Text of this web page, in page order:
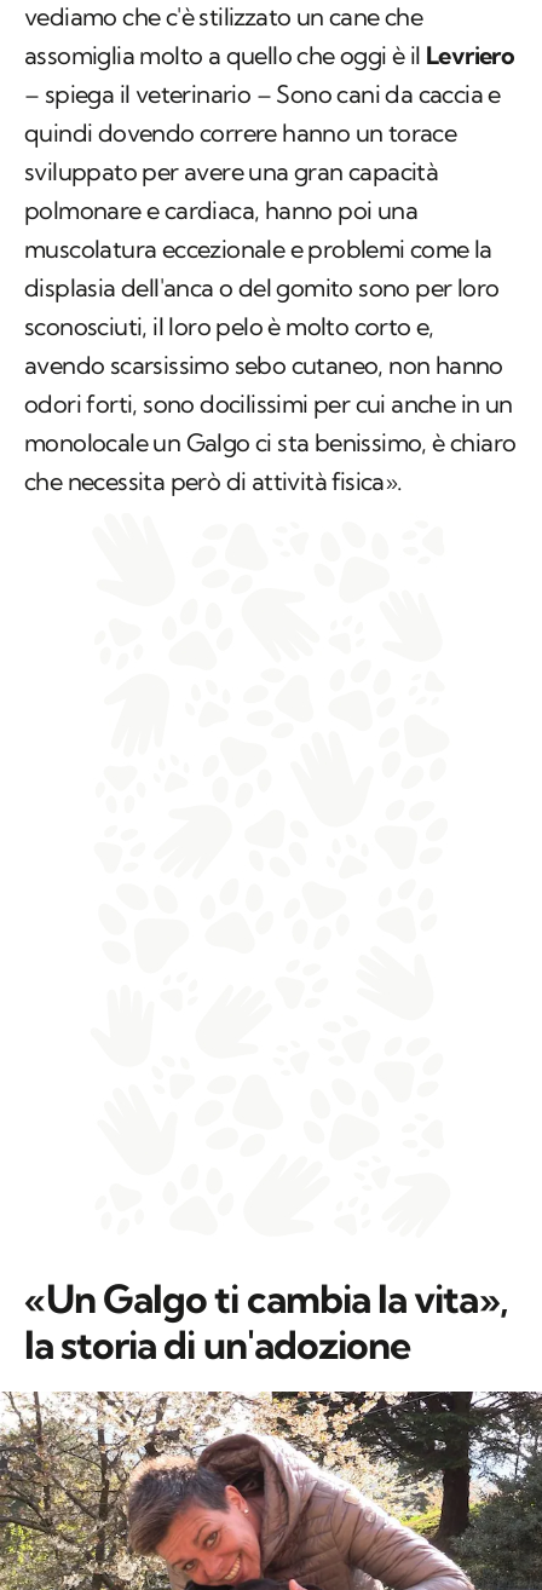
vediamo che c'è stilizzato un cane che
assomiglia molto a quello che oggi è il Levriero
– spiega il veterinario – Sono cani da caccia e
quindi dovendo correre hanno un torace
sviluppato per avere una gran capacità
polmonare e cardiaca, hanno poi una
muscolatura eccezionale e problemi come la
displasia dell'anca o del gomito sono per loro
sconosciuti, il loro pelo è molto corto e,
avendo scarsissimo sebo cutaneo, non hanno
odori forti, sono docilissimi per cui anche in un
monolocale un Galgo ci sta benissimo, è chiaro
che necessita però di attività fisica».
«Un Galgo ti cambia la vita»,
la storia di un'adozione